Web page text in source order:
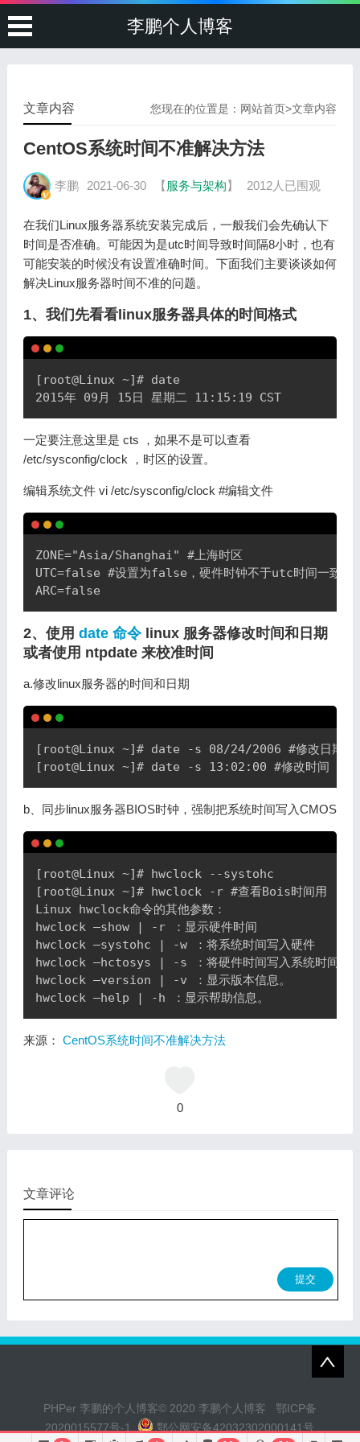
李鹏个人博客
您现在的位置是： 网站首页>文章内容
文章内容
CentOS系统时间不准解决方法
李鹏 2021-06-30 【 服务与架构】 2012人已围观
在我们Linux服务器系统安装完成后，一般我们会先确认下
时间是否准确。可能因为是utc时间导致时间隔8小时，也有
可能安装的时候没有设置准确时间。下面我们主要谈谈如何
解决Linux服务器时间不准的问题。
1、我们先看看linux服务器具体的时间格式
[root@Linux ~]# date
2015年 09月 15日 星期二 11:15:19 CST
一定要注意这里是 cts ，如果不是可以查看
/etc/sysconfig/clock ，时区的设置。
编辑系统文件 vi /etc/sysconfig/clock #编辑文件
ZONE="Asia/Shanghai" #上海时区
UTC=false #设置为false，硬件时钟不于utc时间一致
2、使用 date 命令linux 服务器修改时间和日期
或者使用 ntpdate 来校准时间
a.修改linux服务器的时间和日期
[root@Linux ~]# date -s 08/24/2006 #修改日期
b、同步linux服务器BIOS时钟，强制把系统时间写入CMOS
[root@Linux ~]# hwclock --systohc
[root@Linux ~]# hwclock -r #查看Bois时间用
Linux hwclock命令的其他参数：
hwclock –show | -r ：显示硬件时间
hwclock –systohc | -w ：将系统时间写入硬件
hwclock –hctosys | -s ：将硬件时间写入系统时间
hwclock –version | -v ：显示版本信息。
来源： CentOS系统时间不准解决方法
0
文章评论
提交
PHPer 李鹏的个人博客© 2020 李鹏个人博客
鄂ICP备
2020015577号-1
鄂公网安备42032302000141号